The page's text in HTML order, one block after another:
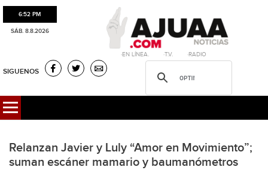
6:52 PM
SÁB. 8.8.2026
·EN LÍNEA. ·T.V. ·RADIO
SIGUENOS
Relanzan Javier y Luly “Amor en Movimiento”;
suman escáner mamario y baumanómetros